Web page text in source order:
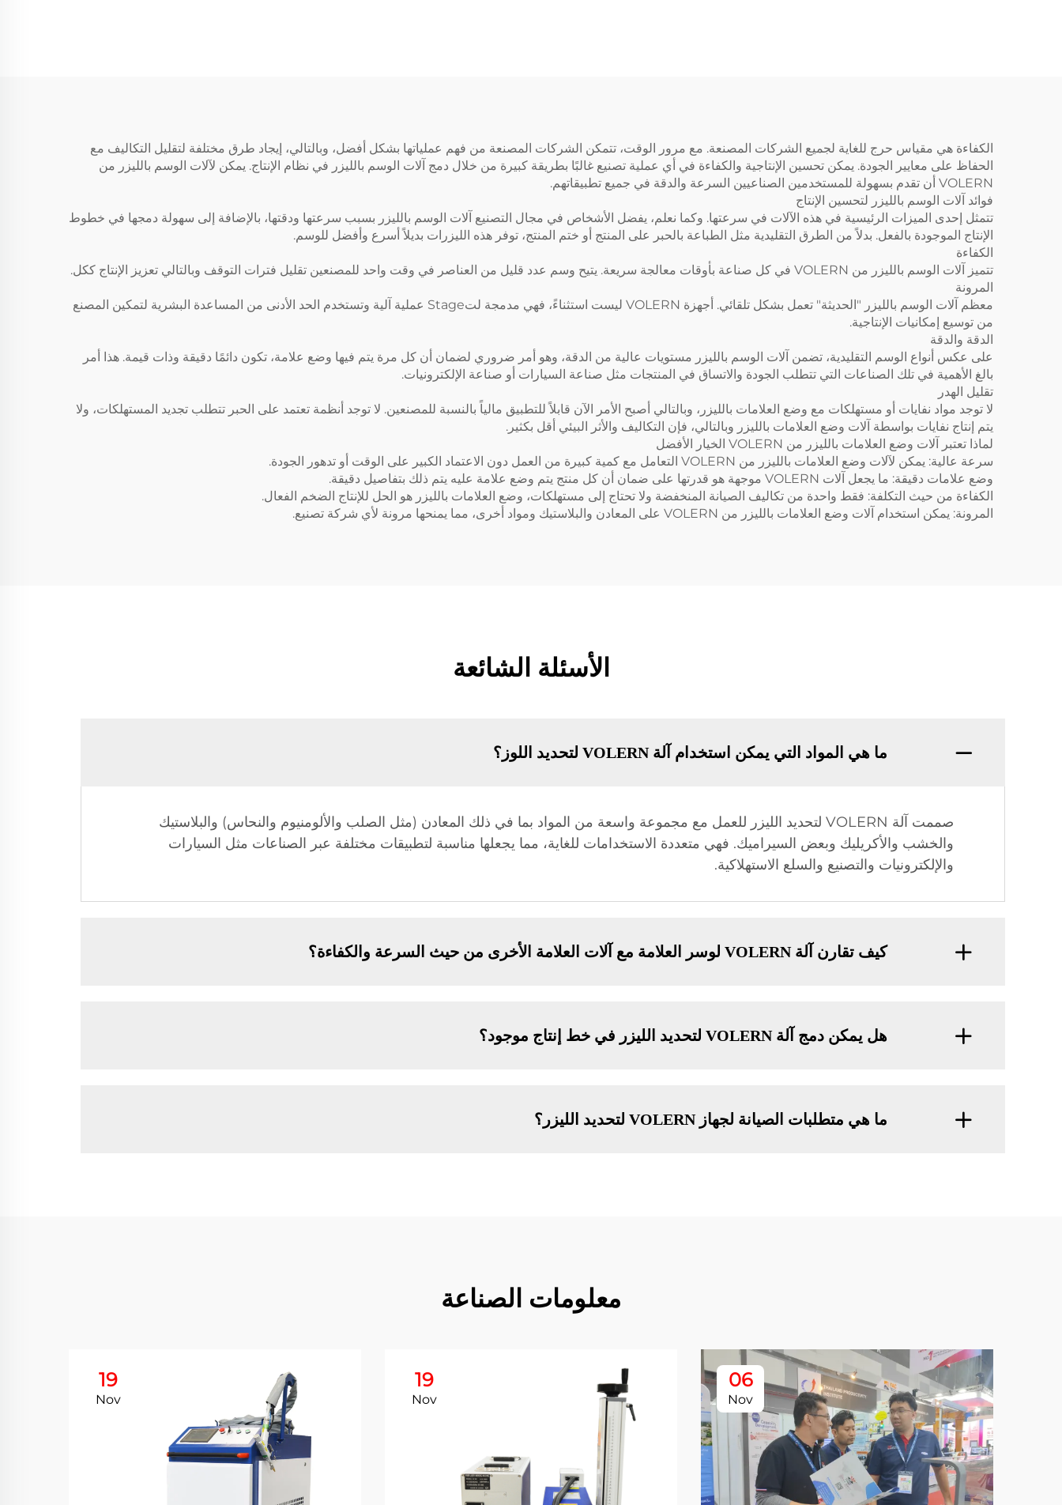
الكفاءة هي مقياس حرج للغاية لجميع الشركات المصنعة. مع مرور الوقت، تتمكن الشركات المصنعة من فهم عملياتها بشكل أفضل، وبالتالي، إيجاد طرق مختلفة لتقليل التكاليف مع
الحفاظ على معايير الجودة. يمكن تحسين الإنتاجية والكفاءة في أي عملية تصنيع غالبًا بطريقة كبيرة من خلال دمج آلات الوسم بالليزر في نظام الإنتاج. يمكن لآلات الوسم بالليزر من
VOLERN أن تقدم بسهولة للمستخدمين الصناعيين السرعة والدقة في جميع تطبيقاتهم.
فوائد آلات الوسم بالليزر لتحسين الإنتاج
تتمثل إحدى الميزات الرئيسية في هذه الآلات في سرعتها. وكما نعلم، يفضل الأشخاص في مجال التصنيع آلات الوسم بالليزر بسبب سرعتها ودقتها، بالإضافة إلى سهولة دمجها في خطوط
الإنتاج الموجودة بالفعل. بدلاً من الطرق التقليدية مثل الطباعة بالحبر على المنتج أو ختم المنتج، توفر هذه الليزرات بديلاً أسرع وأفضل للوسم.
الكفاءة
تتميز آلات الوسم بالليزر من VOLERN في كل صناعة بأوقات معالجة سريعة. يتيح وسم عدد قليل من العناصر في وقت واحد للمصنعين تقليل فترات التوقف وبالتالي تعزيز الإنتاج ككل.
المرونة
معظم آلات الوسم بالليزر "الحديثة" تعمل بشكل تلقائي. أجهزة VOLERN ليست استثناءً، فهي مدمجة لتStage عملية آلية وتستخدم الحد الأدنى من المساعدة البشرية لتمكين المصنع
من توسيع إمكانيات الإنتاجية.
الدقة والدقة
على عكس أنواع الوسم التقليدية، تضمن آلات الوسم بالليزر مستويات عالية من الدقة، وهو أمر ضروري لضمان أن كل مرة يتم فيها وضع علامة، تكون دائمًا دقيقة وذات قيمة. هذا أمر
بالغ الأهمية في تلك الصناعات التي تتطلب الجودة والاتساق في المنتجات مثل صناعة السيارات أو صناعة الإلكترونيات.
تقليل الهدر
لا توجد مواد نفايات أو مستهلكات مع وضع العلامات بالليزر، وبالتالي أصبح الأمر الآن قابلاً للتطبيق مالياً بالنسبة للمصنعين. لا توجد أنظمة تعتمد على الحبر تتطلب تجديد المستهلكات، ولا
يتم إنتاج نفايات بواسطة آلات وضع العلامات بالليزر وبالتالي، فإن التكاليف والأثر البيئي أقل بكثير.
لماذا تعتبر آلات وضع العلامات بالليزر من VOLERN الخيار الأفضل
سرعة عالية: يمكن لآلات وضع العلامات بالليزر من VOLERN التعامل مع كمية كبيرة من العمل دون الاعتماد الكبير على الوقت أو تدهور الجودة.
وضع علامات دقيقة: ما يجعل آلات VOLERN موجهة هو قدرتها على ضمان أن كل منتج يتم وضع علامة عليه يتم ذلك بتفاصيل دقيقة.
الكفاءة من حيث التكلفة: فقط واحدة من تكاليف الصيانة المنخفضة ولا تحتاج إلى مستهلكات، وضع العلامات بالليزر هو الحل للإنتاج الضخم الفعال.
المرونة: يمكن استخدام آلات وضع العلامات بالليزر من VOLERN على المعادن والبلاستيك ومواد أخرى، مما يمنحها مرونة لأي شركة تصنيع.
الأسئلة الشائعة
ما هي المواد التي يمكن استخدام آلة VOLERN لتحديد اللوز؟
صممت آلة VOLERN لتحديد الليزر للعمل مع مجموعة واسعة من المواد بما في ذلك المعادن (مثل الصلب والألومنيوم والنحاس) والبلاستيك
والخشب والأكريليك وبعض السيراميك. فهي متعددة الاستخدامات للغاية، مما يجعلها مناسبة لتطبيقات مختلفة عبر الصناعات مثل السيارات
والإلكترونيات والتصنيع والسلع الاستهلاكية.
كيف تقارن آلة VOLERN لوسر العلامة مع آلات العلامة الأخرى من حيث السرعة والكفاءة؟
هل يمكن دمج آلة VOLERN لتحديد الليزر في خط إنتاج موجود؟
ما هي متطلبات الصيانة لجهاز VOLERN لتحديد الليزر؟
معلومات الصناعة
06
Nov
19
Nov
19
Nov